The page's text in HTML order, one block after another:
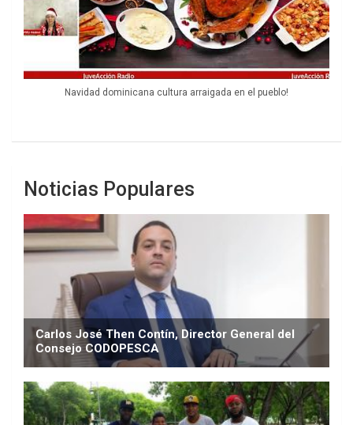
Navidad dominicana cultura arraigada en el pueblo!
Noticias Populares